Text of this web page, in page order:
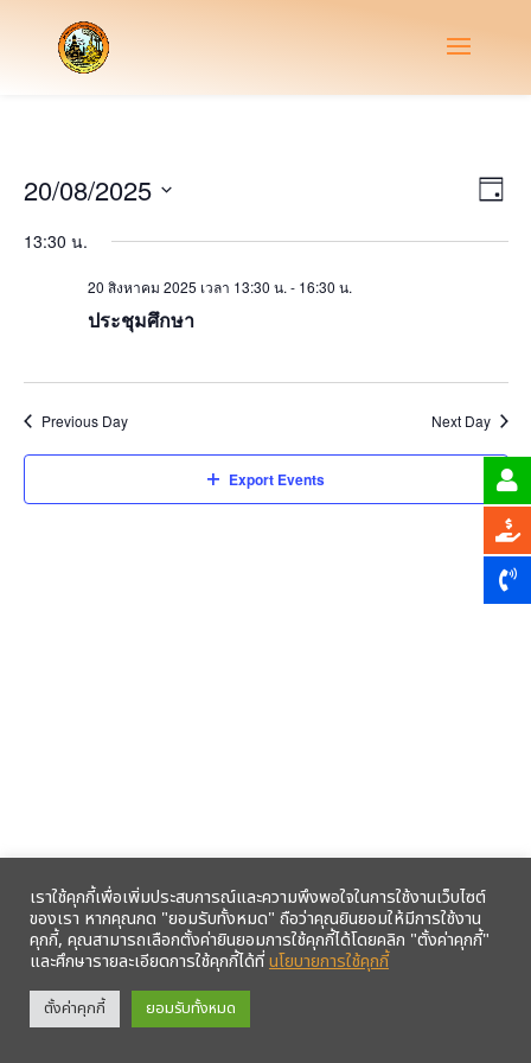
Day
20/08/2025
date.
13:30 น.
20 สิงหาคม 2025 เวลา 13:30 น. - 16:30 น.
ประชุมศึกษา
Previous Day Next Day
Export Events
รับข้อมูลข่าวสารจากสหกรณ์ฯ ผ่าน LINE ก่อนใคร คลิก!
เราใช้คุกกี้เพื่อเพิ่มประสบการณ์และความพึงพอใจในการใช้งานเว็บไซต์
ของเรา หากคุณกด "ยอมรับทั้งหมด" ถือว่าคุณยินยอมให้มีการใช้งาน
คุกกี้, คุณสามารถเลือกตั้งค่ายินยอมการใช้คุกกี้ได้โดยคลิก "ตั้งค่าคุกกี้"
และศึกษารายละเอียดการใช้คุกกี้ได้ที่นโยบายการใช้คุกกี้
ตั้งค่าคุกกี้ ยอมรับทั้งหมด